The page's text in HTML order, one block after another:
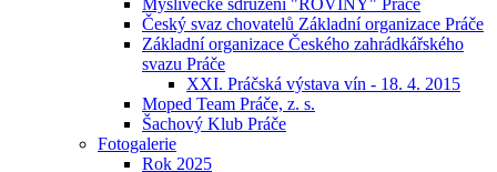
Myslivecké sdružení "ROVINY" Práče
Český svaz chovatelů Základní organizace Práče
Základní organizace Českého zahrádkářského
svazu Práče
XXI. Práčská výstava vín - 18. 4. 2015
Moped Team Práče, z. s.
Šachový Klub Práče
Fotogalerie
Rok 2025